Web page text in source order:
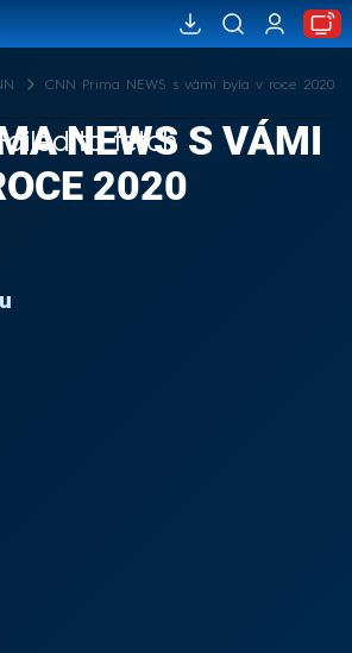
CNN Prima NEWS s vámi byla v roce 2020
Failed to fetch
NEWS S VÁMI
2020